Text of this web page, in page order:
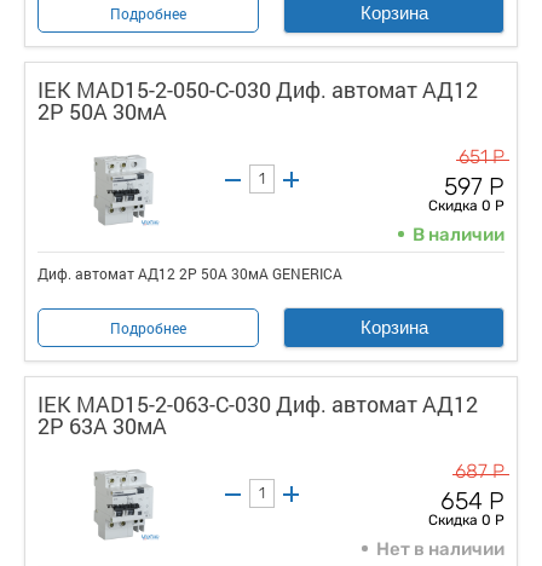
Подробнее Корзина
IEK MAD15-2-050-C-030 Диф. автомат АД12
2Р 50А 30мА
651 Р
597 Р
Скидка 0 Р
В наличии
Диф. автомат АД12 2Р 50А 30мА GENERICA
Подробнее Корзина
IEK MAD15-2-063-C-030 Диф. автомат АД12
2Р 63А 30мА
687 Р
654 Р
Скидка 0 Р
Нет в наличии